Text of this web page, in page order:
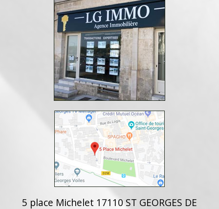
5 place Michelet 17110 ST GEORGES DE